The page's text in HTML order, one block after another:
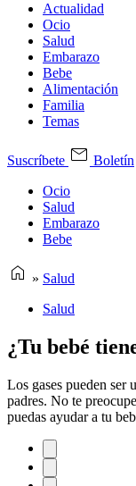
Actualidad
Ocio
Salud
Embarazo
Bebe
Alimentación
Familia
Temas
Suscríbete
Boletín
Ocio
Salud
Embarazo
Bebe
» Salud
Salud
¿Tu bebé
Los gases pueden ser
padres. No te
puedas ayudar a tu